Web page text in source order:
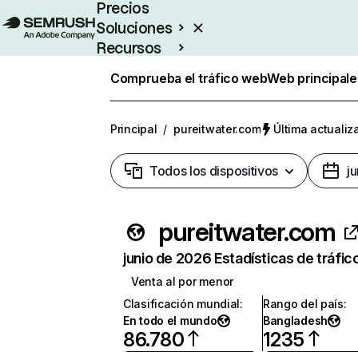
Precios
Soluciones
Recursos
Comprueba el tráfico webWeb
Principal / pureitwater.com Última
Todos los dispositivos
pureitwater.com
junio de 2026 Estadísticas de
Venta al por menor
Clasificación mundial:
En todo el mundo
86.780
Rango del país:
Bangladesh
1235